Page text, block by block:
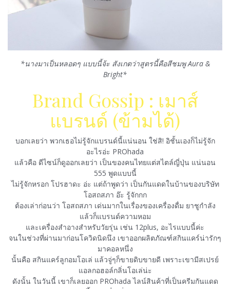
*นางมาเป็นหลอดๆ แบบนี้จ้ะ สังเกตว่าสูตรนี้คือสีชมพู Aura &
Bright*
Brand Gossip : เมาส์
แบรนด์ (ข้ามได้)
บอกเลยว่า พวกเธอไม่รู้จักแบรนด์นี้แน่นอน ใช่สิ! อิชั้นเองก็ไม่รู้จัก
อะไรอ่ะ PROhada
แล้วคือ ดีไซน์ก็ดูออกเลยว่า เป็นของคนไทยแต่สไตล์ญี่ปุ่น แน่นอน
555 พูดแบบนี้
ไม่รู้จักหรอก โปรฮาดะ อ่ะ แต่ถ้าพูดว่า เป็นกันแดดในบ้านของบริษัท
โอสถสภา อ๊ะ รู้จักกก
ต้องเล่าก่อนว่า โอสถสภา เด่นมากในเรื่องของเครื่องดื่ม ยาชูกำลัง
แล้วก็แบรนด์ความหอม
และเครื่องสำอางสำหรับวัยรุ่น เช่น 12plus, อะไรแบบนี้ค่ะ
จนในช่วงที่ผ่านมาก่อนโควิดนิดนึง เขาออกผลิตภัณฑ์สกินแคร์น่ารักๆ
มาคอลหนึ่ง
นั้นคือ สกินแคร์ลูกอมโอเล่ แล้วจู่ๆก็ขายดิบขายดี เพราะเขามีสเปรย์
แอลกอฮอล์กลิ่นโอเล่น่ะ
ดังนั้น ในวันนี้ เขาก็เลยออก PROhada ไลน์สินค้าที่เป็นครีมกันแดด